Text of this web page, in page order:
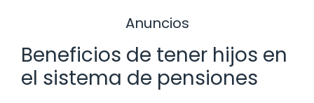
Anuncios
Beneficios de tener hijos en
el sistema de pensiones